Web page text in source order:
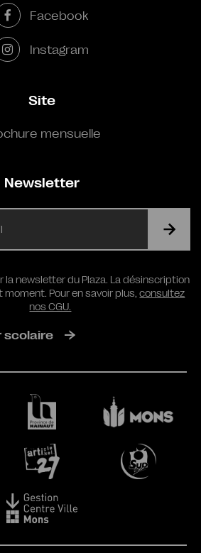
Facebook
Instagram
Site
mensuelle
Newsletter
RGPD
la newsletter du Plaza. La désinscription
Pour en savoir plus,consultez
nos CGU.
scolaire